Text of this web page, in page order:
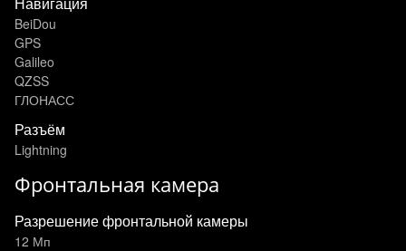
BeiDou
GPS
Galileo
QZSS
ГЛОНАСС
Разъём
Lightning
Фронтальная камера
Разрешение фронтальной камеры
12 Мп